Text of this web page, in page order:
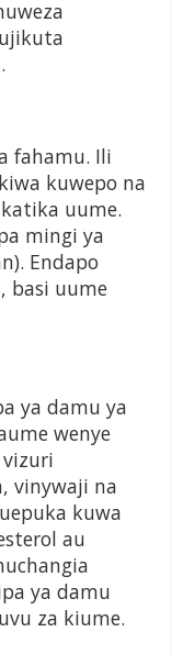
fahamu. Ili
kuwepo na
uume.
mingi ya
Endapo
basi uume
ya damu ya
wenye
vinywaji na
kuwa
au
ya damu
za kiume.